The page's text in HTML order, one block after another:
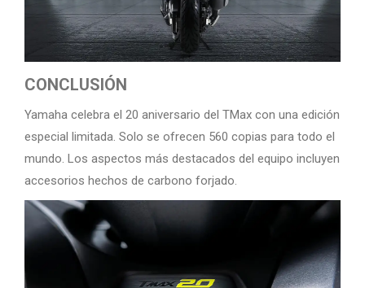
CONCLUSIÓN
Yamaha celebra el 20 aniversario del TMax con una edición
especial limitada. Solo se ofrecen 560 copias para todo el
mundo. Los aspectos más destacados del equipo incluyen
accesorios hechos de carbono forjado.